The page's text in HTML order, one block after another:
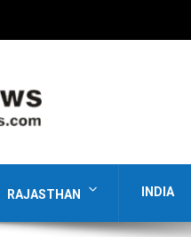
RAJASTHAN INDIA